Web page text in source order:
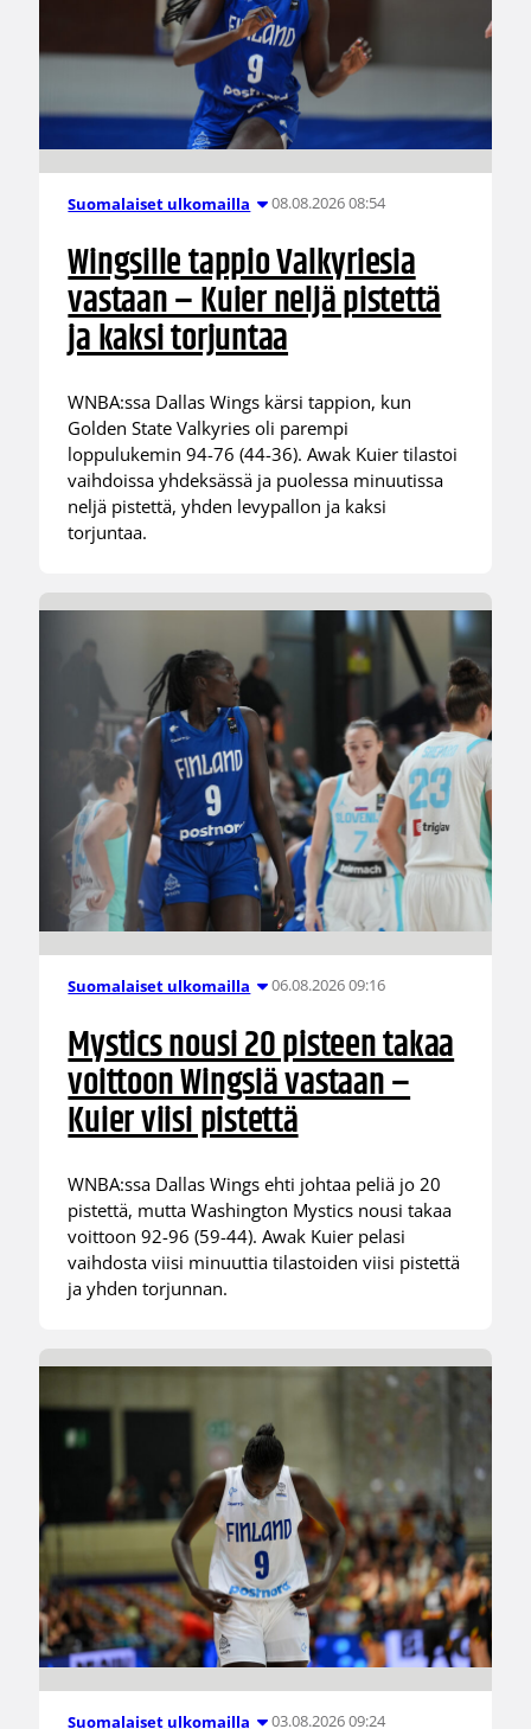
Suomalaiset ulkomailla 08.08.2026 08:54
Wingsille tappio Valkyriesia
vastaan – Kuier neljä pistettä
ja kaksi torjuntaa
WNBA:ssa Dallas Wings kärsi tappion, kun
Golden State Valkyries oli parempi
loppulukemin 94-76 (44-36). Awak Kuier tilastoi
vaihdoissa yhdeksässä ja puolessa minuutissa
neljä pistettä, yhden levypallon ja kaksi
torjuntaa.
Suomalaiset ulkomailla 06.08.2026 09:16
Mystics nousi 20 pisteen takaa
voittoon Wingsiä vastaan –
Kuier viisi pistettä
WNBA:ssa Dallas Wings ehti johtaa peliä jo 20
pistettä, mutta Washington Mystics nousi takaa
voittoon 92-96 (59-44). Awak Kuier pelasi
vaihdosta viisi minuuttia tilastoiden viisi pistettä
ja yhden torjunnan.
Suomalaiset ulkomailla 03.08.2026 09:24